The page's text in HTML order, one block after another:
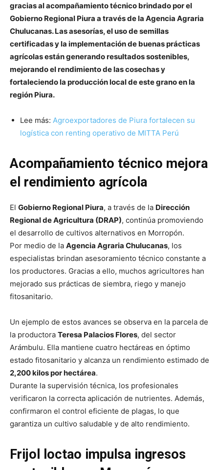
gracias al acompañamiento técnico brindado por el
Gobierno Regional Piura a través de la Agencia Agraria
Chulucanas. Las asesorías, el uso de semillas
certificadas y la implementación de buenas prácticas
agrícolas están generando resultados sostenibles,
mejorando el rendimiento de las cosechas y
fortaleciendo la producción local de este grano en la
región Piura.
Lee más: Agroexportadores de Piura fortalecen su
logística con renting operativo de MITTA Perú
Acompañamiento técnico mejora
el rendimiento agrícola
El Gobierno Regional Piura, a través de la Dirección
Regional de Agricultura (DRAP), continúa promoviendo
el desarrollo de cultivos alternativos en Morropón.
Por medio de la Agencia Agraria Chulucanas, los
especialistas brindan asesoramiento técnico constante a
los productores. Gracias a ello, muchos agricultores han
mejorado sus prácticas de siembra, riego y manejo
fitosanitario.
Un ejemplo de estos avances se observa en la parcela de
la productora Teresa Palacios Flores, del sector
Arámbulu. Ella mantiene cuatro hectáreas en óptimo
estado fitosanitario y alcanza un rendimiento estimado de
2,200 kilos por hectárea.
Durante la supervisión técnica, los profesionales
verificaron la correcta aplicación de nutrientes. Además,
confirmaron el control eficiente de plagas, lo que
garantiza un cultivo saludable y de alto rendimiento.
Frijol loctao impulsa ingresos